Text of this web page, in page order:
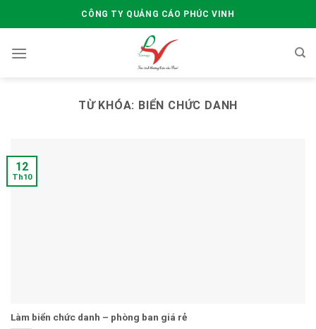
to
CÔNG TY QUẢNG CÁO PHÚC VINH
TỪ KHÓA: BIỂN CHỨC DANH
Làm biển chức danh – phòng ban giá rẻ
12
Th10